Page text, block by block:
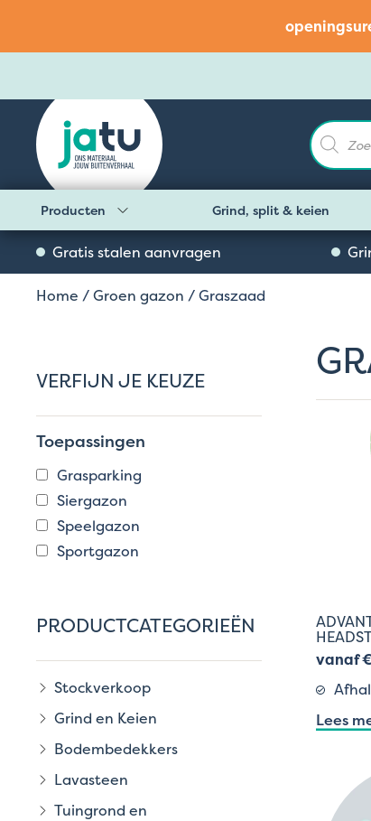
zoeken
Producten Grind, split & keien
Gratis stalen aanvragen
Home /Groen gazon / Graszaad
vanaf
Lees
VERFIJN JE KEUZE
Toepassingen
Grasparking
Siergazon
Speelgazon
Sportgazon
PRODUCTCATEGORIEËN
Stockverkoop
Grind en Keien
Bodembedekkers
Lavasteen
Tuingrond en